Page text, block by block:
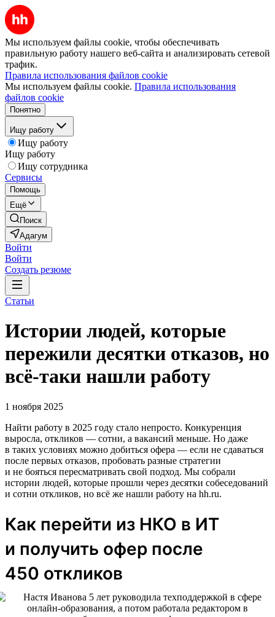
Мы используем файлы cookie, чтобы обеспечивать
правильную работу нашего веб-сайта и анализировать сетевой
трафик.
Правила использования файлов cookie
Мы используем файлы cookie. Правила использования
файлов cookie
Понятно
Ищу работу
Ищу работу
Ищу работу
Ищу сотрудника
Сервисы
Помощь
Ещё
Поиск
Адагум
Войти
Войти
Создать резюме
Статьи
Истории людей, которые
пережили десятки отказов, но
всё-таки нашли работу
1 ноября 2025
Найти работу в 2025 году стало непросто. Конкуренция
выросла, откликов — сотни, а вакансий меньше. Но даже
в таких условиях можно добиться офера — если не сдаваться
после первых отказов, пробовать разные стратегии
и не бояться пересматривать свой подход. Мы собрали
истории людей, которые прошли через десятки собеседований
и сотни откликов, но всё же нашли работу на hh.ru.
Как перейти из НКО в ИТ
и получить офер после
450 откликов